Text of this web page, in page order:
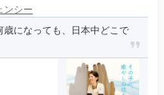
ンシー
になっても、日本中どこで